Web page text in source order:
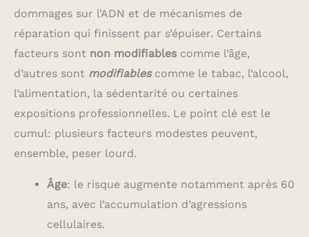
dommages sur l’ADN et de mécanismes de
réparation qui finissent par s’épuiser. Certains
facteurs sont non modifiables comme l’âge,
d’autres sont modifiablescomme le tabac, l’alcool,
l’alimentation, la sédentarité ou certaines
expositions professionnelles. Le point clé est le
cumul: plusieurs facteurs modestes peuvent,
ensemble, peser lourd.
Âge: le risque augmente notamment après 60
ans, avec l’accumulation d’agressions
cellulaires.